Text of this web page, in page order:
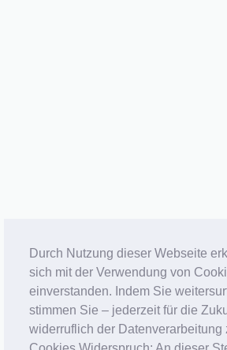
Durch Nutzung dieser Webseite
sich mit der Verwendung von
einverstanden. Indem Sie
stimmen Sie – jederzeit für die
widerruflich der Datenverarbeitung